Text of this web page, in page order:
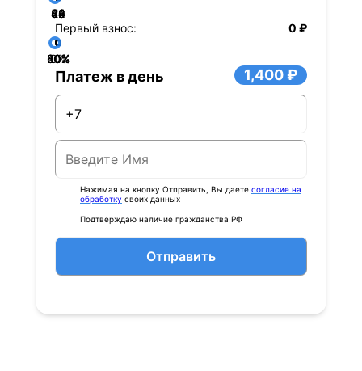
12
24
36
48
60
72
84
Первый взнос:
0 ₽
0%
20%
40%
60%
80%
Платеж в день 1,400 ₽
Нажимая на кнопку Отправить, Вы даете согласие на
обработку своих данных
Подтверждаю наличие гражданства РФ
Отправить